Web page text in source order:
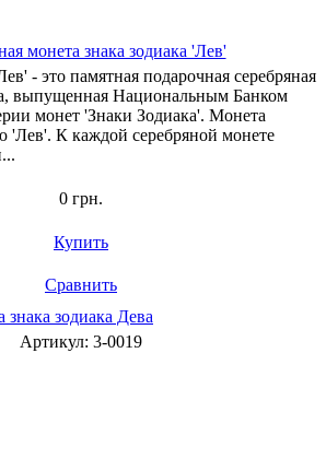
монета знака зодиака 'Лев'
- это памятная подарочная серебряная
выпущенная Национальным Банком
монет 'Знаки Зодиака'. Монета
'Лев'. К каждой серебряной монете
0 грн.
Купить
Сравнить
Артикул: 3-0019